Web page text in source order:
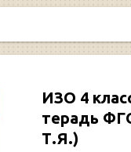
ИЗО 4
терадь
Т.Я.)